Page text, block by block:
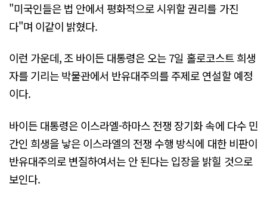
"미국인들은 법 안에서 평화적으로 시위할 권리를 가진
다"며 이같이 밝혔다.
이런 가운데, 조 바이든 대통령은 오는 7일 홀로코스트 희생
자를 기리는 박물관에서 반유대주의를 주제로 연설할 예정
이다.
바이든 대통령은 이스라엘-하마스 전쟁 장기화 속에 다수 민
간인 희생을 낳은 이스라엘의 전쟁 수행 방식에 대한 비판이
반유대주의로 변질하여서는 안 된다는 입장을 밝힐 것으로
보인다.